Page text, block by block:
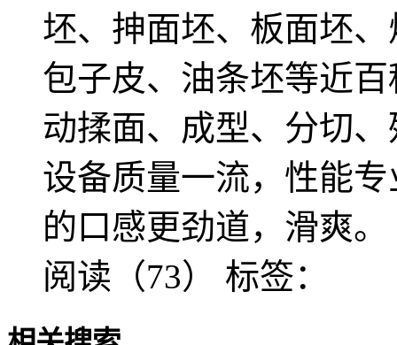
坯、抻面坯、板面坯
包子皮、油条坯等近
动揉面、成型、分切
设备质量一流，性能
的口感更劲道，滑爽。
阅读（73） 标签：